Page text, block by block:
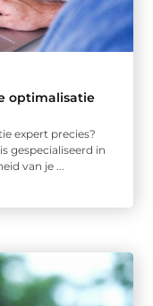
optimalisatie
expert precies?
gespecialiseerd in
van je ...